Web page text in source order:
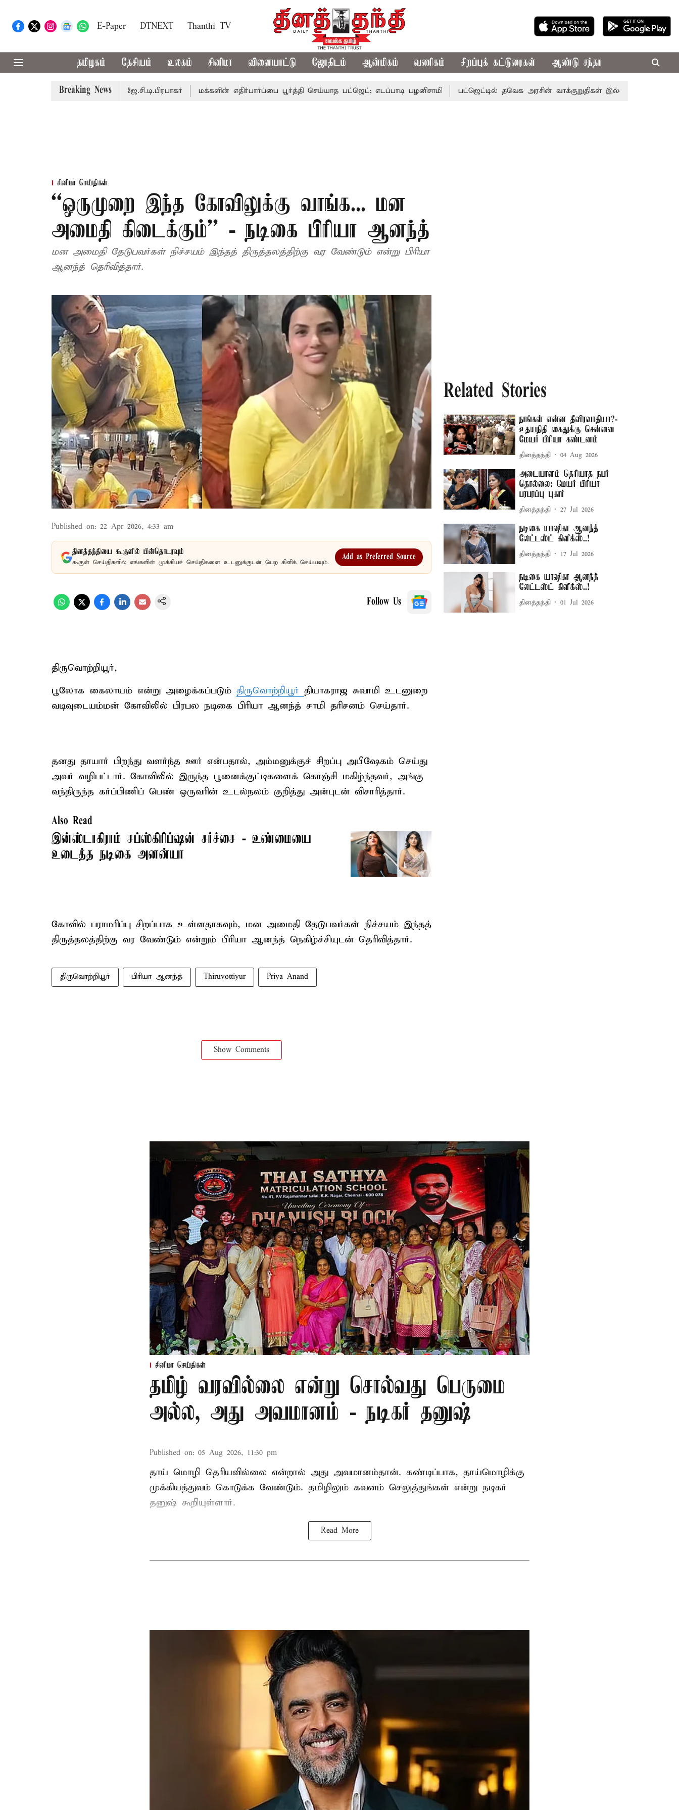
E-Paper DTNEXT Thanthi TV
தமிழகம் தேசியம் உலகம் சினிமா விளையாட்டு ஜோதிடம் ஆன்மிகம் வணிகம் சிறப்புக் கட்டுரைகள் ஆண்டு சந்தா
Breaking News
- சபாநாயகர் ஜே.சி.டி.பிரபாகர் மக்களின் எதிர்பார்ப்பை பூர்த்தி செய்யாத பட்ஜெட்; எடப்பாடி பழனிசாமி பட்ஜெட்டில் தவெக அரசின் வாக்குறுதிகள் இல்லை - எடப்பாடி பழனிசாமி
சினிமா செய்திகள்
``ஒருமுறை இந்த கோவிலுக்கு வாங்க... மன
அமைதி கிடைக்கும்’’ - நடிகை பிரியா ஆனந்த்
மன அமைதி தேடுபவர்கள் நிச்சயம் இந்தத் திருத்தலத்திற்கு வர வேண்டும் என்று பிரியா
ஆனந்த் தெரிவித்தார்.
Published on: 22 Apr 2026, 4:33 am
தினத்தந்தியை கூகுளில் பின்தொடரவும்
கூகுள் செய்திகளில் எங்களின் முக்கியச் செய்திகளை உடனுக்குடன் பெற கிளிக் செய்யவும்.
Add as Preferred Source
Follow Us
திருவொற்றியூர்,
பூலோக கைலாயம் என்று அழைக்கப்படும் திருவொற்றியூர் தியாகராஜ சுவாமி உடனுறை
வடிவுடையம்மன் கோவிலில் பிரபல நடிகை பிரியா ஆனந்த் சாமி தரிசனம் செய்தார்.
தனது தாயார் பிறந்து வளர்ந்த ஊர் என்பதால், அம்மனுக்குச் சிறப்பு அபிஷேகம் செய்து
அவர் வழிபட்டார். கோவிலில் இருந்த பூனைக்குட்டிகளைக் கொஞ்சி மகிழ்ந்தவர், அங்கு
வந்திருந்த கர்ப்பிணிப் பெண் ஒருவரின் உடல்நலம் குறித்து அன்புடன் விசாரித்தார்.
Also Read
இன்ஸ்டாகிராம் சப்ஸ்கிரிப்ஷன் சர்ச்சை - உண்மையை
உடைத்த நடிகை அனன்யா
கோவில் பராமரிப்பு சிறப்பாக உள்ளதாகவும், மன அமைதி தேடுபவர்கள் நிச்சயம் இந்தத்
திருத்தலத்திற்கு வர வேண்டும் என்றும் பிரியா ஆனந்த் நெகிழ்ச்சியுடன் தெரிவித்தார்.
திருவொற்றியூர் பிரியா ஆனந்த் Thiruvottiyur Priya Anand
Show Comments
Related Stories
நாங்கள் என்ன தீவிரவாதியா?-
உதயநிதி கைதுக்கு சென்னை
மேயர் பிரியா கண்டனம்
தினத்தந்தி 04 Aug 2026
அடையாளம் தெரியாத நபர்
தொல்லை: மேயர் பிரியா
பரபரப்பு புகார்
தினத்தந்தி 27 Jul 2026
நடிகை யாஷிகா ஆனந்த்
லேட்டஸ்ட் கிளிக்ஸ்..!
தினத்தந்தி 17 Jul 2026
நடிகை யாஷிகா ஆனந்த்
லேட்டஸ்ட் கிளிக்ஸ்..!
தினத்தந்தி 01 Jul 2026
சினிமா செய்திகள்
தமிழ் வரவில்லை என்று சொல்வது பெருமை
அல்ல, அது அவமானம் - நடிகர் தனுஷ்
Published on: 05 Aug 2026, 11:30 pm
தாய் மொழி தெரியவில்லை என்றால் அது அவமானம்தான். கண்டிப்பாக, தாய்மொழிக்கு
முக்கியத்துவம் கொடுக்க வேண்டும். தமிழிலும் கவனம் செலுத்துங்கள் என்று நடிகர்
தனுஷ் கூறியுள்ளார்.
Read More